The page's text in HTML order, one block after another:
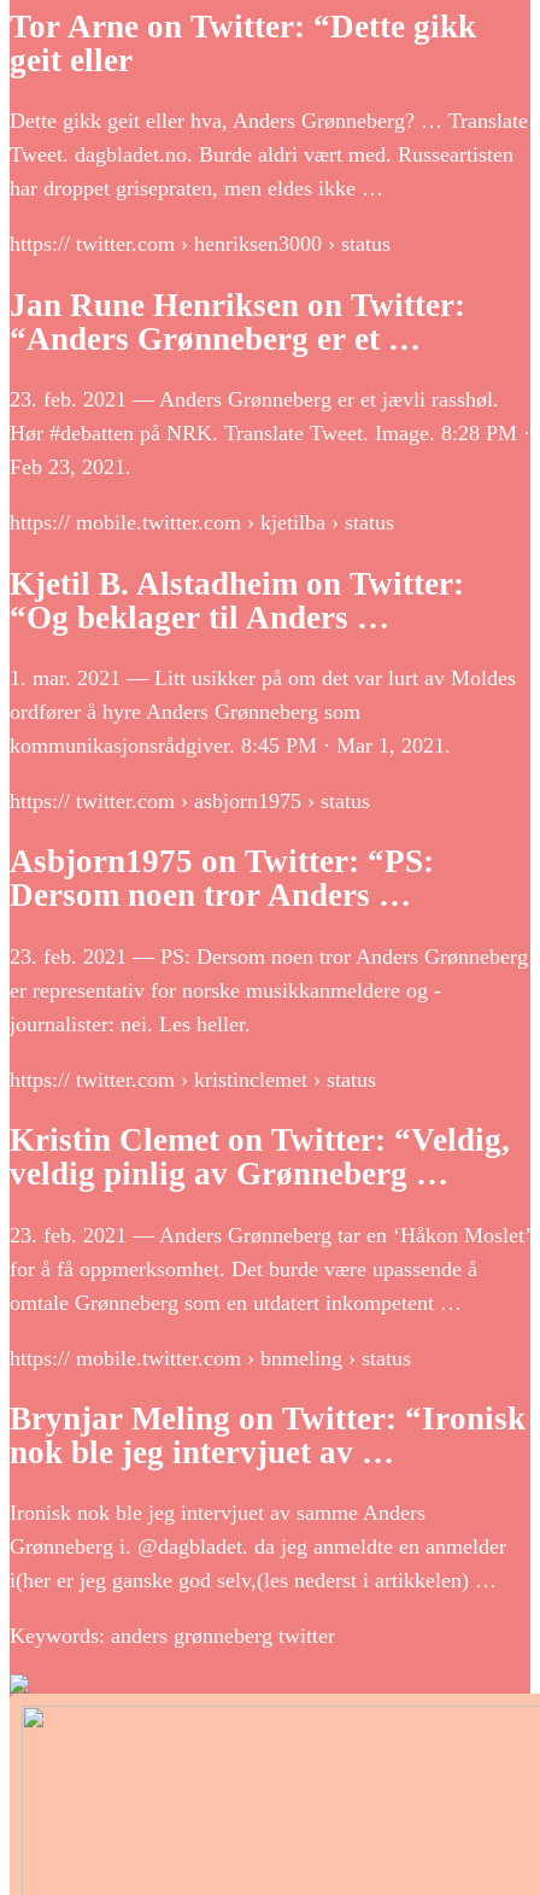
Tor Arne on Twitter: “Dette gikk
geit eller
Dette gikk geit eller hva, Anders Grønneberg? … Translate
Tweet. dagbladet.no. Burde aldri vært med. Russeartisten
har droppet grisepraten, men eldes ikke …
https:// twitter.com › henriksen3000 › status
Jan Rune Henriksen on Twitter:
“Anders Grønneberg er et …
23. feb. 2021 — Anders Grønneberg er et jævli rasshøl.
Hør #debatten på NRK. Translate Tweet. Image. 8:28 PM ·
Feb 23, 2021.
https:// mobile.twitter.com › kjetilba › status
Kjetil B. Alstadheim on Twitter:
“Og beklager til Anders …
1. mar. 2021 — Litt usikker på om det var lurt av Moldes
ordfører å hyre Anders Grønneberg som
kommunikasjonsrådgiver. 8:45 PM · Mar 1, 2021.
https:// twitter.com › asbjorn1975 › status
Asbjorn1975 on Twitter: “PS:
Dersom noen tror Anders …
23. feb. 2021 — PS: Dersom noen tror Anders Grønneberg
er representativ for norske musikkanmeldere og -
journalister: nei. Les heller.
https:// twitter.com › kristinclemet › status
Kristin Clemet on Twitter: “Veldig,
veldig pinlig av Grønneberg …
23. feb. 2021 — Anders Grønneberg tar en ‘Håkon Moslet’
for å få oppmerksomhet. Det burde være upassende å
omtale Grønneberg som en utdatert inkompetent …
https:// mobile.twitter.com › bnmeling › status
Brynjar Meling on Twitter: “Ironisk
nok ble jeg intervjuet av …
Ironisk nok ble jeg intervjuet av samme Anders
Grønneberg i. @dagbladet. da jeg anmeldte en anmelder
i(her er jeg ganske god selv,(les nederst i artikkelen) …
Keywords: anders grønneberg twitter